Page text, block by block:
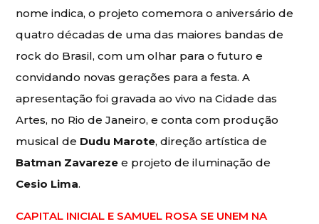
nome indica, o projeto comemora o aniversário de
quatro décadas de uma das maiores bandas de
rock do Brasil, com um olhar para o futuro e
convidando novas gerações para a festa. A
apresentação foi gravada ao vivo na Cidade das
Artes, no Rio de Janeiro, e conta com produção
musical de Dudu Marote, direção artística de
Batman Zavareze e projeto de iluminação de
Cesio Lima.
CAPITAL INICIAL E SAMUEL ROSA SE UNEM NA